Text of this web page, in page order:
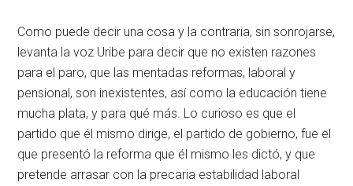
Como puede decir una cosa y la contraria, sin sonrojarse,
levanta la voz Uribe para decir que no existen razones
para el paro, que las mentadas reformas, laboral y
pensional, son inexistentes, así como la educación tiene
mucha plata, y para qué más. Lo curioso es que el
partido que él mismo dirige, el partido de gobierno, fue el
que presentó la reforma que él mismo les dictó, y que
pretende arrasar con la precaria estabilidad laboral